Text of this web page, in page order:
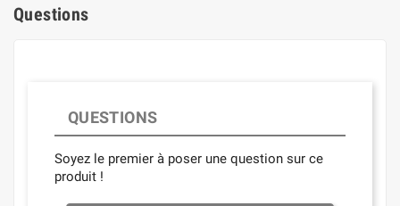
Questions
QUESTIONS
Soyez le premier à poser une question sur ce
produit !